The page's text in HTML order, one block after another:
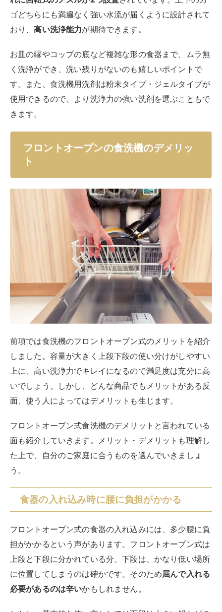
ゴどちらにも満遍なく強い水流が届くように設計されて
おり、高い洗浄能力が期待できます。
お皿の縁やコップの底など複雑な形の食器まで、ムラ無
く洗浄ができ、洗い残りがないのも嬉しいポイントで
す。また、食洗機用洗剤は粉末タイプ・ジェルタイプが
使用できるので、より洗浄力の強い洗剤を選ぶこともで
きます。
フロントオープンの食洗機のデメリッ
ト
前項では食洗機のフロントオープン式のメリットを紹介
しました。容量が大きく上段下段の使い分けがしやすい
上に、高い洗浄力でキレイになるので満足度は充分に高
いでしょう。しかし、どんな商品でもメリットがある反
面、使う人によってはデメリットも生じます。
フロントオープン式食洗機のデメリットと言われている
面も紹介していきます。メリット・デメリットも理解し
た上で、自分のご家庭に合うものを選んでいきましょ
う。
食器の入れ込み時に腰に負担がかかる
フロントオープン式の食器の入れ込みには、多少腰に負
担がかかるという声があります。フロントオープン式は
上段と下段に分かれている分、下段は、かなり低い場所
に位置してしまうのは確かです。そのため屈んで入れる
必要があるのは辛いかもしれません。